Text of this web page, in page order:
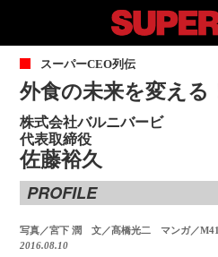
スーパーCEO列伝
外食の未来を変える
株式会社バルニバービ
代表取締役
佐藤裕久
PROFILE
佐藤裕久 さとうひろひさ
1961年京都市生まれ。ファッショ
写真／宮下 潤 文／髙橋光二 マンガ／
2016.08.10